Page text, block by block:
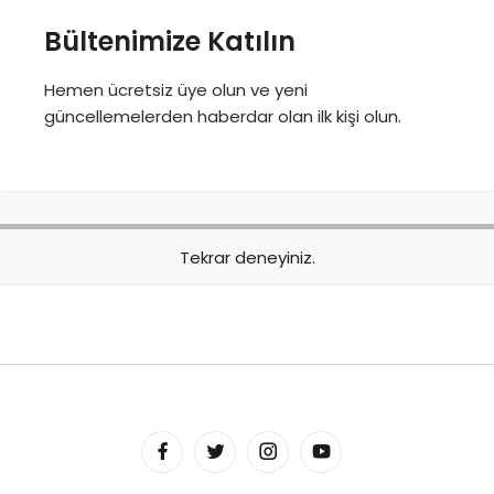
Bültenimize Katılın
Hemen ücretsiz üye olun ve yeni
güncellemelerden haberdar olan ilk kişi olun.
Tekrar deneyiniz.